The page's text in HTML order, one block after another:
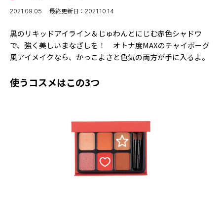
TikTok
Instagram
YouTube
ゲッターズ飯田
MISS SEVENTEEN
INFORMATION
について
2021.09.05 最終更新日：2021.10.14
黒のリキッドアイライン＆じゅわんとにじむ赤色シャドウ
で、強く美しいまなざしを！ オトナ度MAXのチャイボーグ
風アイメイクなら、かっこよさと色気の両方が手に入るよ。
使うコスメはこの3つ